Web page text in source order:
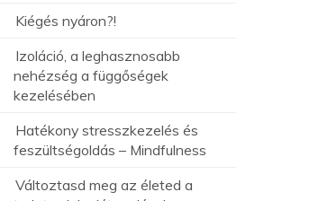
Kiégés nyáron?!
Izoláció, a leghasznosabb
nehézség a függőségek
kezelésében
Hatékony stresszkezelés és
feszültségoldás – Mindfulness
Változtasd meg az életed a